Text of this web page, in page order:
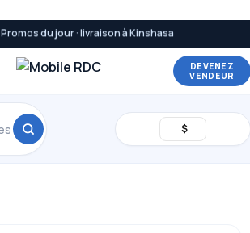
Promos du jour · livraison à Kinshasa
DEVENEZ
VENDEUR
$